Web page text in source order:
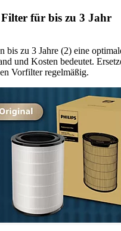
für bis zu 3 Jahr
bis zu 3 Jahre (2) eine
und Kosten bedeutet.
Vorfilter regelmäßig.